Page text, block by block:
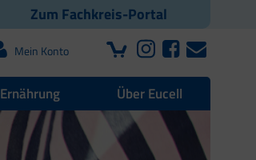
Zum Fachkreis-Portal
Mein Konto
Ernährung Über Eucell